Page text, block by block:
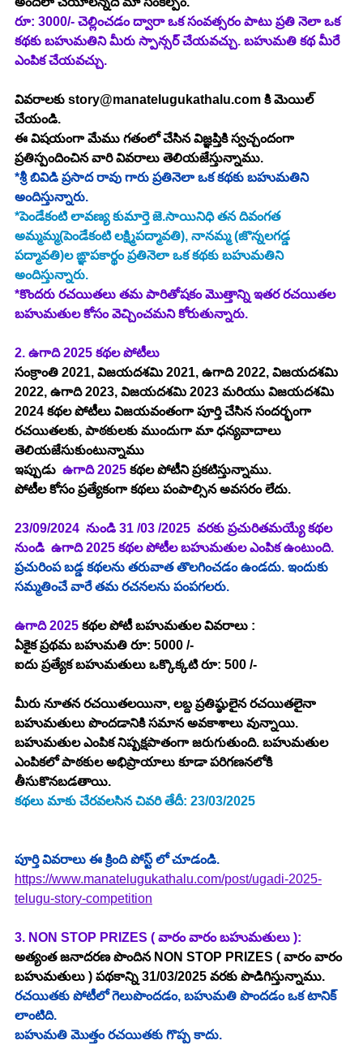
రూ: 3000/- చెల్లించడం ద్వారా ఒక సంవత్సరం పాటు ప్రతి నెలా ఒక
కథకు బహుమతిని మీరు స్పాన్సర్ చేయవచ్చు. బహుమతి కథ మీరే
ఎంపిక చేయవచ్చు.
వివరాలకు story@manatelugukathalu.com కి మెయిల్
చేయండి.
ఈ విషయంగా మేము గతంలో చేసిన విజ్ఞప్తికి స్వచ్చందంగా
ప్రతిస్పందించిన వారి వివరాలు తెలియజేస్తున్నాము.
*శ్రీ బివిడి ప్రసాద రావు గారు ప్రతినెలా ఒక కథకు బహుమతిని
అందిస్తున్నారు.
*పెండేకంటి లావణ్య కుమార్తె జె.సాయినిధి తన దివంగత
అమ్మమ్మ(పెండేకంటి లక్ష్మిపద్మావతి), నానమ్మ (జొన్నలగడ్డ
పద్మావతి)ల ఙ్ఞాపకార్థం ప్రతినెలా ఒక కథకు బహుమతిని
అందిస్తున్నారు.
*కొందరు రచయితలు తమ పారితోషకం మొత్తాన్ని ఇతర రచయితల
బహుమతుల కోసం వెచ్చించమని కోరుతున్నారు.
2. ఉగాది 2025 కథల పోటీలు
సంక్రాంతి 2021, విజయదశమి 2021, ఉగాది 2022, విజయదశమి
2022, ఉగాది 2023, విజయదశమి 2023 మరియు విజయదశమి
2024 కథల పోటీలు విజయవంతంగా పూర్తి చేసిన సందర్భంగా
రచయితలకు, పాఠకులకు ముందుగా మా ధన్యవాదాలు
తెలియజేసుకుంటున్నాము
ఇప్పుడు ఉగాది 2025 కథల పోటీని ప్రకటిస్తున్నాము.
పోటీల కోసం ప్రత్యేకంగా కథలు పంపాల్సిన అవసరం లేదు.
23/09/2024  నుండి 31 /03 /2025 వరకు ప్రచురితమయ్యే కథల
నుండి ఉగాది 2025 కథల పోటీల బహుమతుల ఎంపిక ఉంటుంది.
ప్రచురింప బడ్డ కథలను తరువాత తొలగించడం ఉండదు. ఇందుకు
సమ్మతించే వారే తమ రచనలను పంపగలరు.
ఉగాది 2025 కథల పోటీ బహుమతుల వివరాలు :
ఏకైక ప్రథమ బహుమతి రూ: 5000 /-
ఐదు ప్రత్యేక బహుమతులు ఒక్కొక్కటి రూ: 500 /-
మీరు నూతన రచయితలయినా, లబ్ద ప్రతిష్ఠులైన రచయితలైనా
బహుమతులు పొందడానికి సమాన అవకాశాలు వున్నాయి.
బహుమతుల ఎంపిక నిష్పక్షపాతంగా జరుగుతుంది. బహుమతుల
ఎంపికలో పాఠకుల అభిప్రాయాలు కూడా పరిగణనలోకి
తీసుకొనబడతాయి.
కథలు మాకు చేరవలసిన చివరి తేదీ: 23/03/2025
పూర్తి వివరాలు ఈ క్రింది పోస్ట్ లో చూడండి.
https://www.manatelugukathalu.com/post/ugadi-2025-
telugu-story-competition
3. NON STOP PRIZES ( వారం వారం బహుమతులు ):
అత్యంత జనాదరణ పొందిన NON STOP PRIZES ( వారం వారం
బహుమతులు ) పథకాన్ని 31/03/2025 వరకు పొడిగిస్తున్నాము.
రచయితకు పోటీలో గెలుపొందడం, బహుమతి పొందడం ఒక టానిక్
లాంటిది.
బహుమతి మొత్తం రచయితకు గొప్ప కాదు.